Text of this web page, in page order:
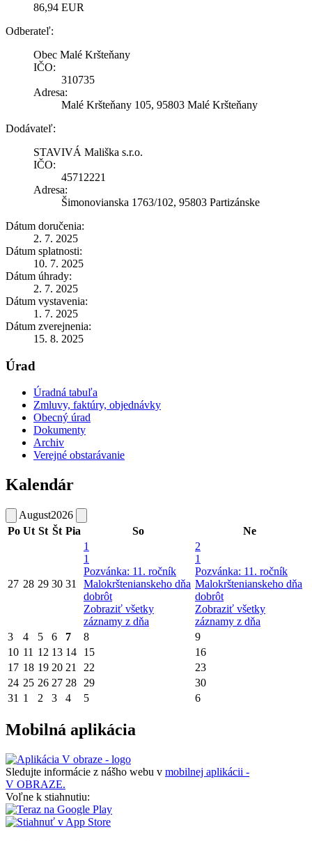
86,94 EUR
Odberateľ:
Obec Malé Kršteňany
IČO:
310735
Adresa:
Malé Kršteňany 105, 95803 Malé Kršteňany
Dodávateľ:
STAVIVÁ Mališka s.r.o.
IČO:
45712221
Adresa:
Šimonovianska 1763/102, 95803 Partizánske
Dátum doručenia:
2. 7. 2025
Dátum splatnosti:
10. 7. 2025
Dátum úhrady:
2. 7. 2025
Dátum vystavenia:
1. 7. 2025
Dátum zverejnenia:
15. 8. 2025
Úrad
Úradná tabuľa
Zmluvy, faktúry, objednávky
Obecný úrad
Dokumenty
Archiv
Verejné obstarávanie
Kalendár
August2026
Po Ut St Št Pia So Ne
27 28 29 30 31
1
1
Pozvánka: 11. ročník
Malokrštenianskeho dňa
dobrôt
Zobraziť všetky
záznamy z dňa
2
1
Pozvánka: 11. ročník
Malokrštenianskeho dňa
dobrôt
Zobraziť všetky
záznamy z dňa
3
4 5 6 7 8
9
10 11 12 13 14 15
16
17 18 19 20 21 22
23
24 25 26 27 28 29
30
31 1 2 3 4 5 6
Mobilná aplikácia
Sledujte informácie z nášho webu v mobilnej aplikácii -
V OBRAZE.
Voľne k stiahnutiu: